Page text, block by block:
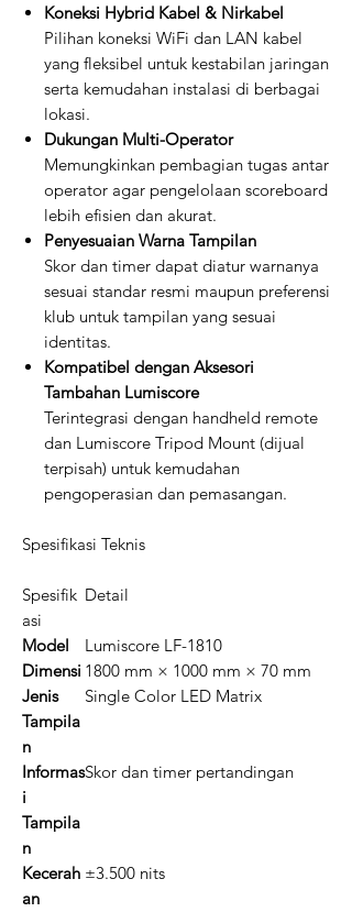
Koneksi Hybrid Kabel & Nirkabel
Pilihan koneksi WiFi dan LAN kabel
yang fleksibel untuk kestabilan jaringan
serta kemudahan instalasi di berbagai
lokasi.
Dukungan Multi-Operator
Memungkinkan pembagian tugas antar
operator agar pengelolaan scoreboard
lebih efisien dan akurat.
Penyesuaian Warna Tampilan
Skor dan timer dapat diatur warnanya
sesuai standar resmi maupun preferensi
klub untuk tampilan yang sesuai
identitas.
Kompatibel dengan Aksesori
Tambahan Lumiscore
Terintegrasi dengan handheld remote
dan Lumiscore Tripod Mount (dijual
terpisah) untuk kemudahan
pengoperasian dan pemasangan.
Spesifikasi Teknis
Spesifik
asi
Detail
Model
Lumiscore LF-1810
Dimensi 1800 mm × 1000 mm × 70 mm
Jenis
Tampila
n
Single Color LED Matrix
Informas
i
Tampila
n
Skor dan timer pertandingan
Kecerah
an
±3.500 nits